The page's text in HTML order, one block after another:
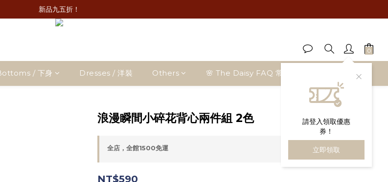
新品九五折！
請登入領取優惠
券！
立即領取
/ 下身 Dresses / 洋裝 Others 🌸 The Daisy FAQ 常見問題 部落格首頁
浪漫瞬間小碎花背心兩件組 2色
全店，全館1500免運
NT$590
立即購買